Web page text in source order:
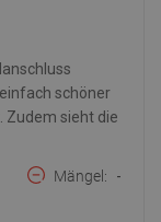
schöner
Zudem sieht die
Mängel -